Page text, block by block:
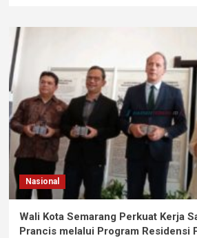
Nasional
Wali Kota Semarang Perkuat Kerja
Prancis melalui Program Residensi